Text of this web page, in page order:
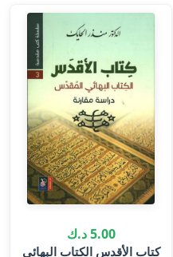
5.00 د.ك
كتاب الأقدس الكتاب البهائي